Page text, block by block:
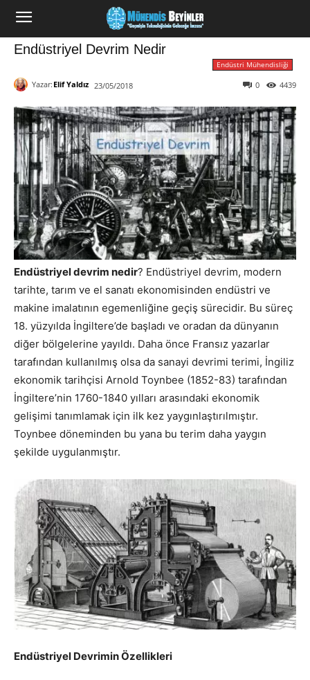
Endüstriyel Devrim Nedir
Endüstri Mühendisliği
Yazar: Elif Yaldız 23/05/2018 4439
0
Endüstriyel devrim nedir? Endüstriyel devrim, modern
tarihte, tarım ve el sanatı ekonomisinden endüstri ve
makine imalatının egemenliğine geçiş sürecidir. Bu süreç
18. yüzyılda İngiltere’de başladı ve oradan da dünyanın
diğer bölgelerine yayıldı. Daha önce Fransız yazarlar
tarafından kullanılmış olsa da sanayi devrimi terimi, İngiliz
ekonomik tarihçisi Arnold Toynbee (1852-83) tarafından
İngiltere’nin 1760-1840 yılları arasındaki ekonomik
gelişimi tanımlamak için ilk kez yaygınlaştırılmıştır.
Toynbee döneminden bu yana bu terim daha yaygın
şekilde uygulanmıştır.
Endüstriyel Devrimin Özellikleri